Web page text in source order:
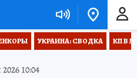
УКРАИНА: СВОДКА КП В
10:04